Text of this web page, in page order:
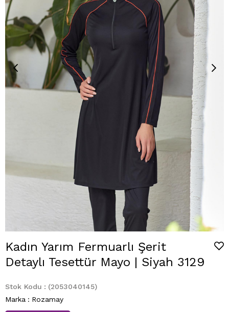
Kadın Yarım Fermuarlı Şerit
Detaylı Tesettür Mayo | Siyah 3129
Stok Kodu
(2053040145)
Marka : Rozamay